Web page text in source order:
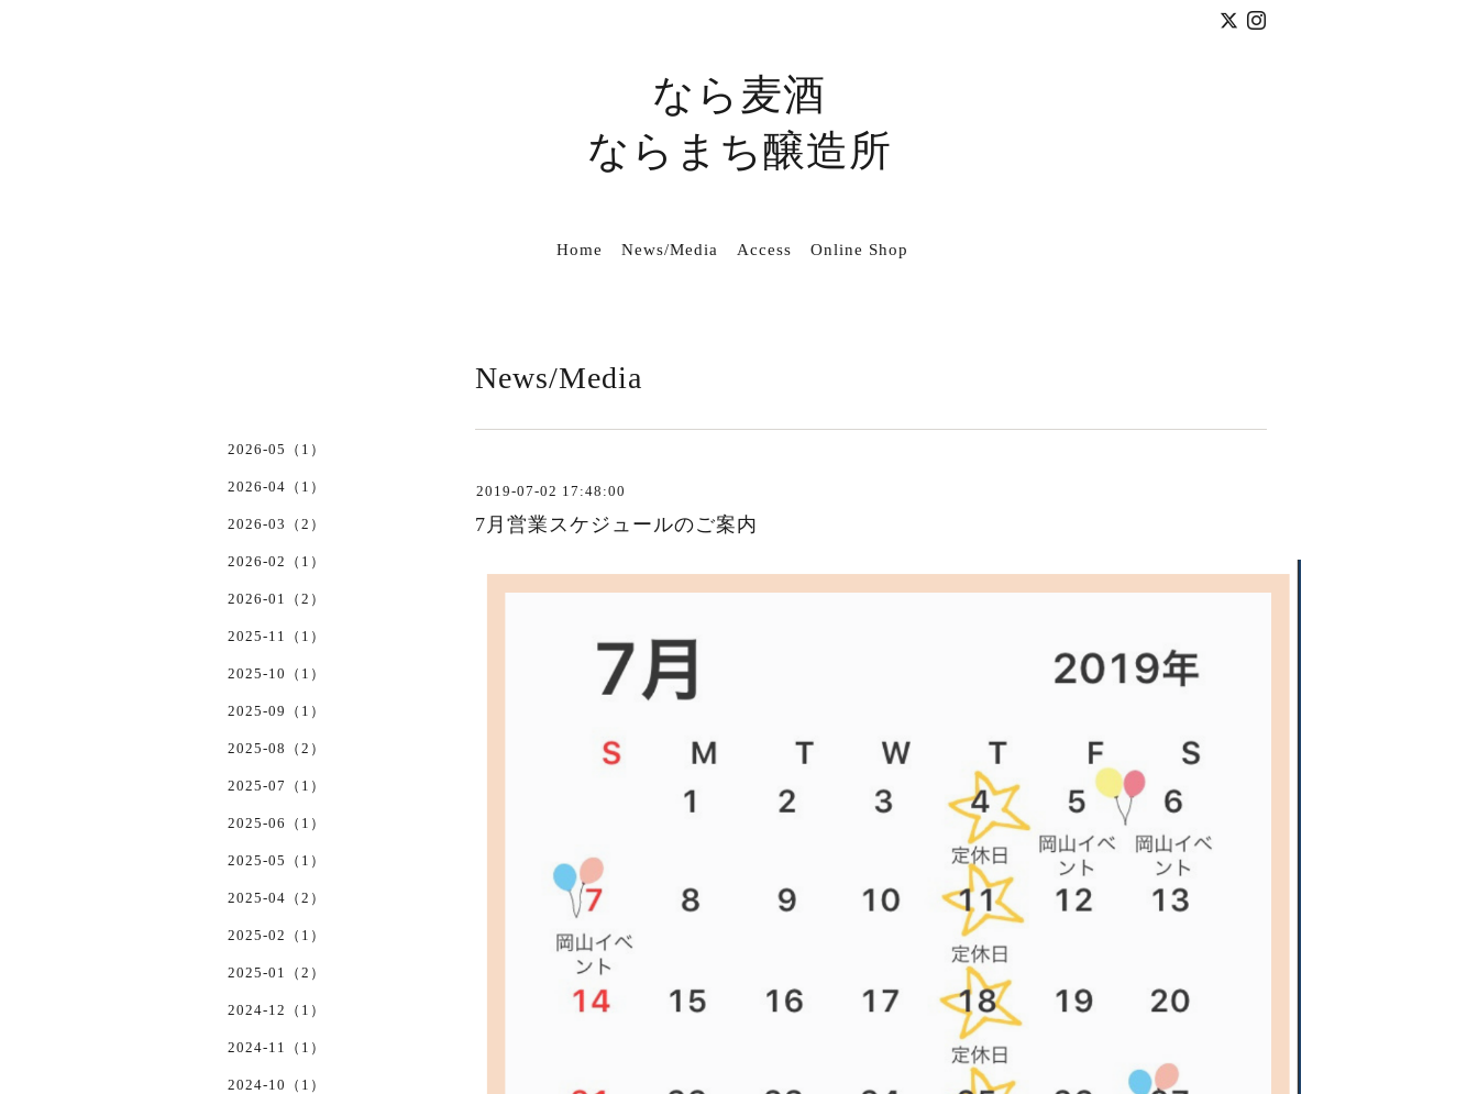
なら麦酒
ならまち醸造所
Home News/Media Access Online Shop
News/Media
2019-07-02 17:48:00
7月営業スケジュールのご案内
2026-05（1）
2026-04（1）
2026-03（2）
2026-02（1）
2026-01（2）
2025-11（1）
2025-10（1）
2025-09（1）
2025-08（2）
2025-07（1）
2025-06（1）
2025-05（1）
2025-04（2）
2025-02（1）
2025-01（2）
2024-12（1）
2024-11（1）
2024-10（1）